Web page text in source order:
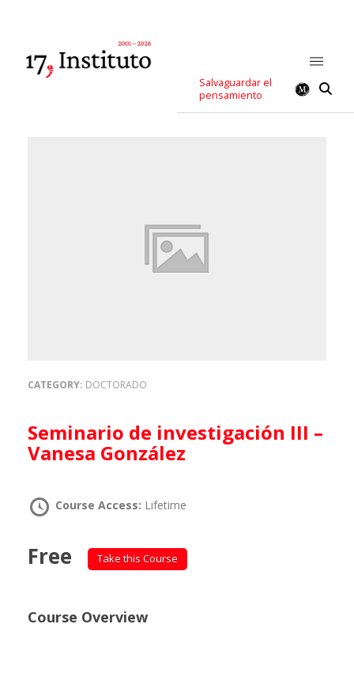
Salvaguardar el
pensamiento
CATEGORY: DOCTORADO
Seminario de investigación III –
Vanesa González
Course Access: Lifetime
Free Take this Course
Course Overview